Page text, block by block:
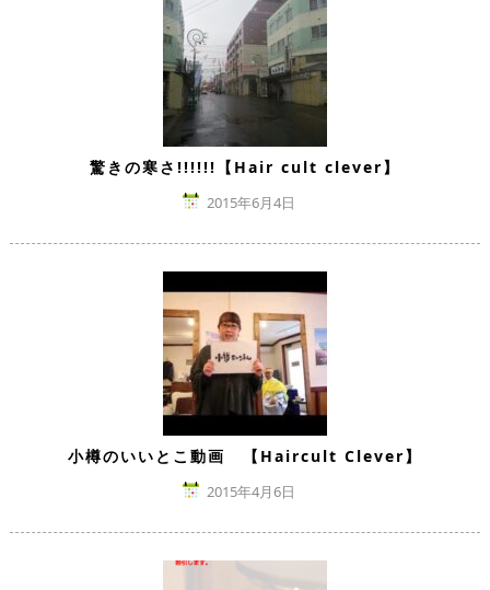
驚きの寒さ!!!!!!【Hair cult clever】
2015年6月4日
小樽のいいとこ動画 【Haircult Clever】
2015年4月6日